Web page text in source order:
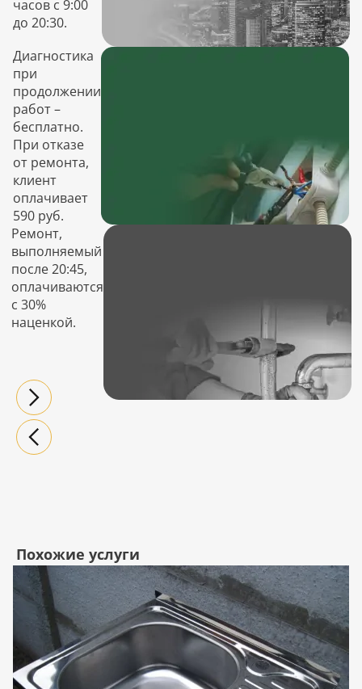
часов с 9:00
до 20:30.
Диагностика
при
продолжении
работ –
бесплатно.
При отказе
от ремонта,
клиент
оплачивает
590 руб.
Ремонт,
выполняемый
после 20:45,
оплачиваются
с 30%
наценкой.
Похожие услуги